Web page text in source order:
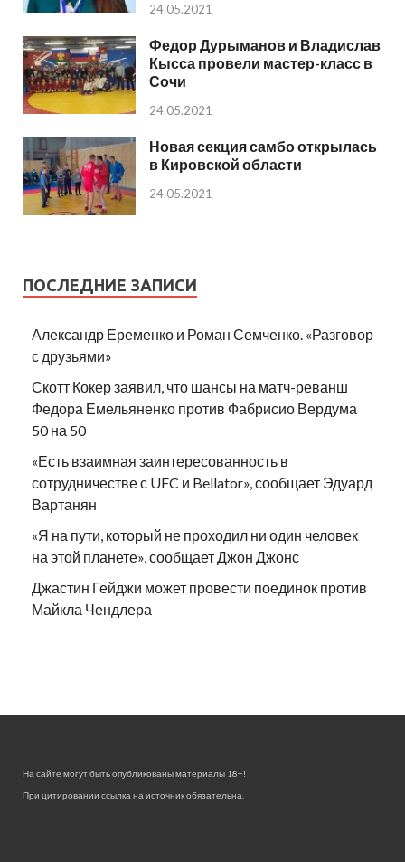
24.05.2021
Федор Дурыманов и Владислав
Кысса провели мастер-класс в
Сочи
24.05.2021
Новая секция самбо открылась
в Кировской области
24.05.2021
ПОСЛЕДНИЕ ЗАПИСИ
Александр Еременко и Роман Семченко. «Разговор
с друзьями»
Скотт Кокер заявил, что шансы на матч-реванш
Федора Емельяненко против Фабрисио Вердума
50 на 50
«Есть взаимная заинтересованность в
сотрудничестве с UFC и Bellator», сообщает Эдуард
Вартанян
«Я на пути, который не проходил ни один человек
на этой планете», сообщает Джон Джонс
Джастин Гейджи может провести поединок против
Майкла Чендлера
На сайте могут быть опубликованы материалы 18+!
При цитировании ссылка на источник обязательна.